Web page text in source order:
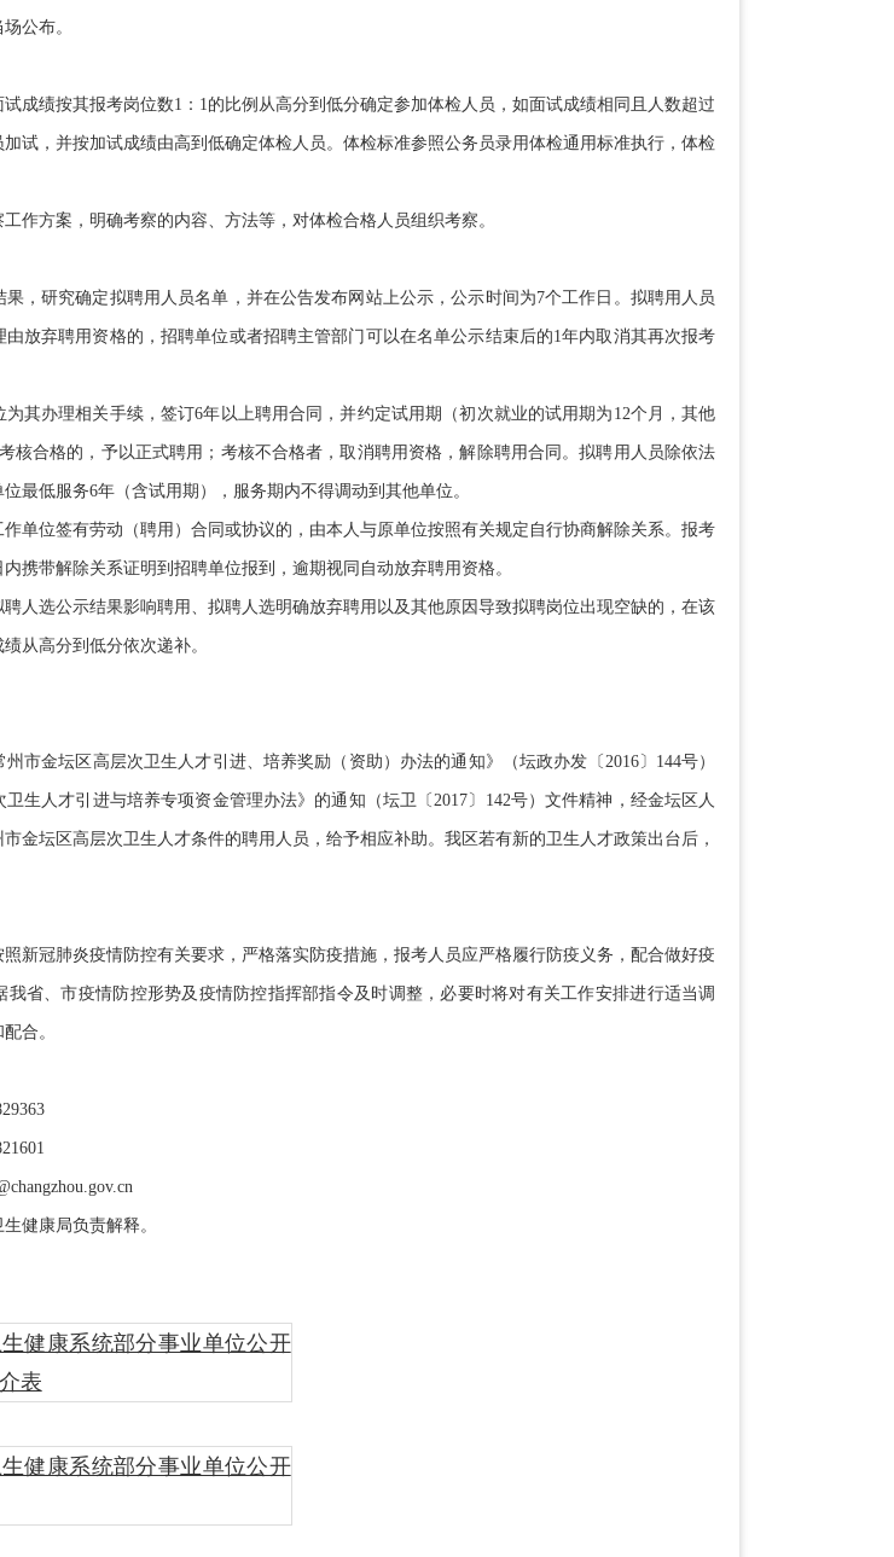
公布。
绩按其报考岗位数1：1的比例从高分到低分确定参加体检人员，如面试成绩相同且人数超过
试，并按加试成绩由高到低确定体检人员。体检标准参照公务员录用体检通用标准执行，体检
方案，明确考察的内容、方法等，对体检合格人员组织考察。
研究确定拟聘用人员名单，并在公告发布网站上公示，公示时间为7个工作日。拟聘用人员
放弃聘用资格的，招聘单位或者招聘主管部门可以在名单公示结束后的1年内取消其再次报考
办理相关手续，签订6年以上聘用合同，并约定试用期（初次就业的试用期为12个月，其他
核合格的，予以正式聘用；考核不合格者，取消聘用资格，解除聘用合同。拟聘用人员除依法
最低服务6年（含试用期），服务期内不得调动到其他单位。
位签有劳动（聘用）合同或协议的，由本人与原单位按照有关规定自行协商解除关系。报考
携带解除关系证明到招聘单位报到，逾期视同自动放弃聘用资格。
选公示结果影响聘用、拟聘人选明确放弃聘用以及其他原因导致拟聘岗位出现空缺的，在该
从高分到低分依次递补。
金坛区高层次卫生人才引进、培养奖励（资助）办法的通知》（坛政办发〔2016〕144号）
生人才引进与培养专项资金管理办法》的通知（坛卫〔2017〕142号）文件精神，经金坛区人
金坛区高层次卫生人才条件的聘用人员，给予相应补助。我区若有新的卫生人才政策出台后，
冠肺炎疫情防控有关要求，严格落实防疫措施，报考人员应严格履行防疫义务，配合做好疫
省、市疫情防控形势及疫情防控指挥部指令及时调整，必要时将对有关工作安排进行适当调
合。
健康局负责解释。
健康系统部分事业单位公开
表
健康系统部分事业单位公开